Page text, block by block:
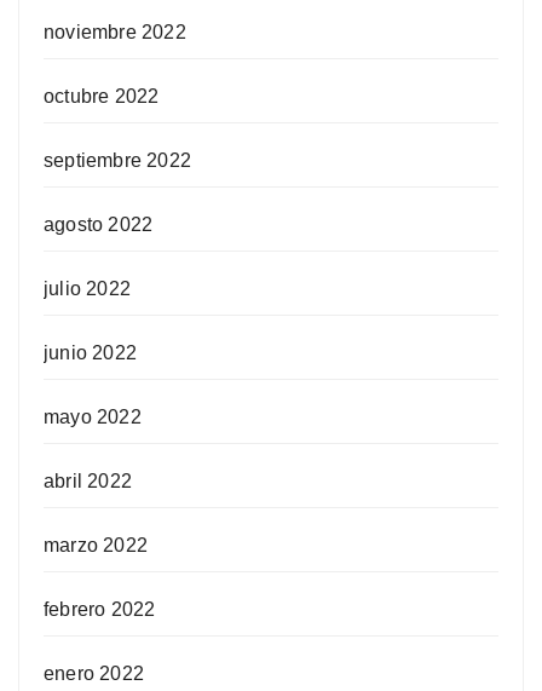
noviembre 2022
octubre 2022
septiembre 2022
agosto 2022
julio 2022
junio 2022
mayo 2022
abril 2022
marzo 2022
febrero 2022
enero 2022